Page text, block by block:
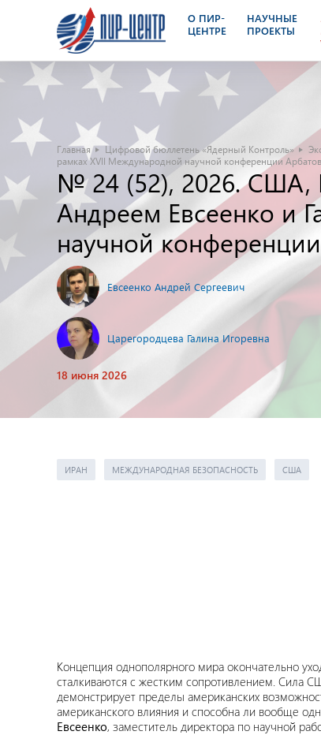
О ПИР-
ЦЕНТРЕ
НАУЧНЫЕ
ПРОЕКТЫ
Главная Цифровой бюллетень «Ядерный Контроль»
рамках XVII Международной научной конференции
№ 24 (52), 2026. США,
Андреем Евсеенко и
научной
Евсеенко Андрей Сергеевич
Царегородцева Галина Игоревна
18 июня 2026
ИРАН МЕЖДУНАРОДНАЯ БЕЗОПАСНОСТЬ США
Концепция однополярного мира окончательно
сталкиваются с жестким сопротивлением. Сила
демонстрирует пределы американских
американского влияния и способна ли вообще
Евсеенко, заместитель директора по научной